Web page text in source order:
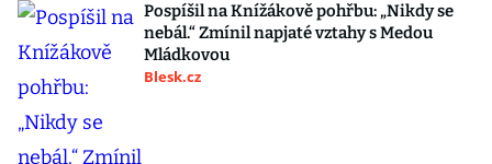
Pospíšil na Knížákově pohřbu: „Nikdy se
nebál.“ Zmínil napjaté vztahy s Medou
Mládkovou
Blesk.cz